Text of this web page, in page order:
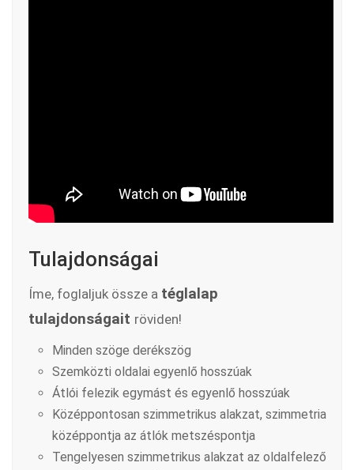
Tulajdonságai
Íme, foglaljuk össze a téglalap
tulajdonságait röviden!
Minden szöge derékszög
Szemközti oldalai egyenlő hosszúak
Átlói felezik egymást és egyenlő hosszúak
Középpontosan szimmetrikus alakzat, szimmetria
középpontja az átlók metszéspontja
Tengelyesen szimmetrikus alakzat az oldalfelező